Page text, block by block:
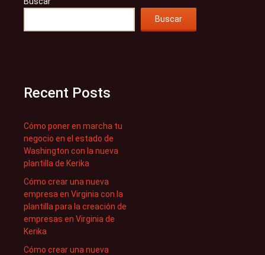
Buscar
Recent Posts
Cómo poner en marcha tu
negocio en el estado de
Washington con la nueva
plantilla de Kerika
Cómo crear una nueva
empresa en Virginia con la
plantilla para la creación de
empresas en Virginia de
Kerika
Cómo crear una nueva